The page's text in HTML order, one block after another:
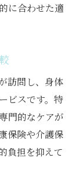
に合わせた適
訪問し、身体
ビスです。特
門的なケアが
保険や介護保
負担を抑えて